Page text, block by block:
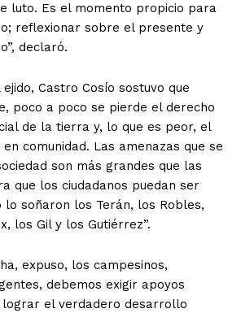
luto. Es el momento propicio para
reflexionar sobre el presente y
declaró.
Castro Cosío sostuvo que
poco a poco se pierde el derecho
de la tierra y, lo que es peor, el
comunidad. Las amenazas que se
son más grandes que las
que los ciudadanos puedan ser
soñaron los Terán, los Robles,
los Gil y los Gutiérrez”.
expuso, los campesinos,
debemos exigir apoyos
el verdadero desarrollo